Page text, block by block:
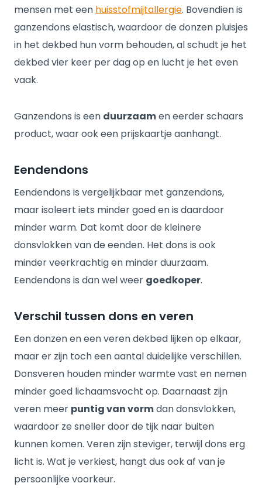
mensen met een huisstofmijtallergie. Bovendien is
ganzendons elastisch, waardoor de donzen pluisjes
in het dekbed hun vorm behouden, al schudt je het
dekbed vier keer per dag op en lucht je het even
vaak.
Ganzendons is een duurzaamen eerder schaars
product, waar ook een prijskaartje aanhangt.
Eendendons
Eendendons is vergelijkbaar met ganzendons,
maar isoleert iets minder goed en is daardoor
minder warm. Dat komt door de kleinere
donsvlokken van de eenden. Het dons is ook
minder veerkrachtig en minder duurzaam.
Eendendons is dan wel weer goedkoper.
Verschil tussen dons en veren
Een donzen en een veren dekbed lijken op elkaar,
maar er zijn toch een aantal duidelijke verschillen.
Donsveren houden minder warmte vast en nemen
minder goed lichaamsvocht op. Daarnaast zijn
veren meer puntig van vormdan donsvlokken,
waardoor ze sneller door de tijk naar buiten
kunnen komen. Veren zijn steviger, terwijl dons erg
licht is. Wat je verkiest, hangt dus ook af van je
persoonlijke voorkeur.